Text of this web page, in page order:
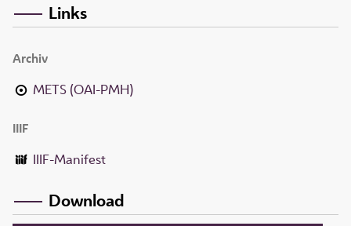
Links
Archiv
METS (OAI-PMH)
IIIF
IIIF-Manifest
Download